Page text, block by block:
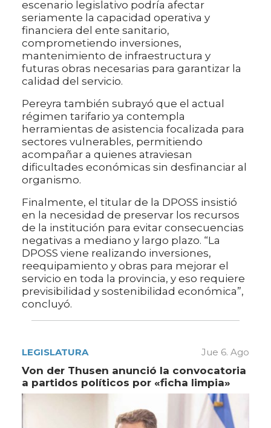
escenario legislativo podría afectar
seriamente la capacidad operativa y
financiera del ente sanitario,
comprometiendo inversiones,
mantenimiento de infraestructura y
futuras obras necesarias para garantizar la
calidad del servicio.
Pereyra también subrayó que el actual
régimen tarifario ya contempla
herramientas de asistencia focalizada para
sectores vulnerables, permitiendo
acompañar a quienes atraviesan
dificultades económicas sin desfinanciar al
organismo.
Finalmente, el titular de la DPOSS insistió
en la necesidad de preservar los recursos
de la institución para evitar consecuencias
negativas a mediano y largo plazo. “La
DPOSS viene realizando inversiones,
reequipamiento y obras para mejorar el
servicio en toda la provincia, y eso requiere
previsibilidad y sostenibilidad económica”,
concluyó.
LEGISLATURA Jue 6. Ago
Von der Thusen anunció la convocatoria
a partidos políticos por «ficha limpia»